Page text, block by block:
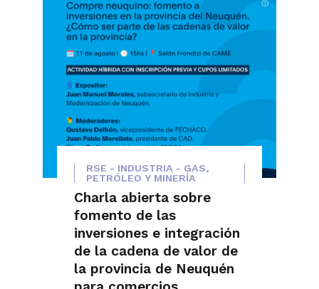
RSE - INDUSTRIA - GAS,
PETRÓLEO Y MINERÍA
Charla abierta sobre
fomento de las
inversiones e integración
de la cadena de valor de
la provincia de Neuquén